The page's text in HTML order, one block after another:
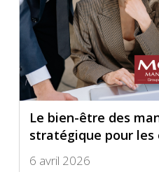
Le bien-être des
stratégique pour les
6 avril 2026